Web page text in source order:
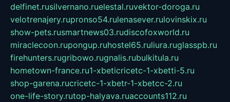
delfinet.rusilvernano.ruelestal.ruvektor-doroga.ru
velotrenajery.rupronso54.rulenasever.rulovinskix.ru
show-pets.rusmartnews03.rudiscofoxworld.ru
miraclecoon.rupongup.ruhostel65.ruliura.ruglasspb.ru
firehunters.rugribowo.rugnalis.rubulkitula.ru
hometown-france.ru1-xbeticricetc-1-xbetti-5.ru
shop-garena.rucricetc-1-xbetr-1-xbetcc-2.ru
one-life-story.rutop-halyava.ruaccounts112.ru